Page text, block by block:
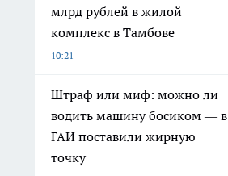
млрд рублей в жилой
комплекс в Тамбове
10:21
Штраф или миф: можно ли
водить машину босиком — в
ГАИ поставили жирную
точку